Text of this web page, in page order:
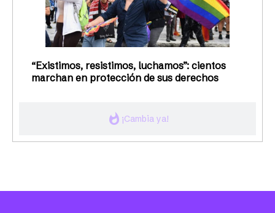
whatshot ¡Cambia ya!
“Existimos, resistimos, luchamos”: cientos
marchan en protección de sus derechos